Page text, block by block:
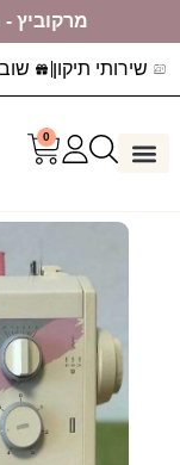
מרקוביץ -
שירותי תיקון
0